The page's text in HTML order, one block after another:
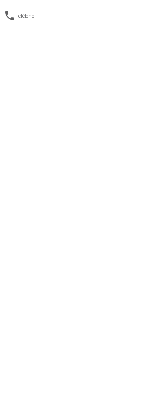
Teléfono